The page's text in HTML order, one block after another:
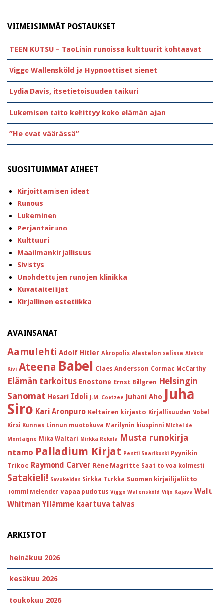
VIIMEISIMMÄT POSTAUKSET
TEEN KUTSU – TaoLinin runoissa kulttuurit kohtaavat
Viggo Wallensköld ja Hypnoottiset sienet
Lydia Davis, itsetietoisuuden taikuri
Lukemisen taito kehittyy koko elämän ajan
”He ovat väärässä”
SUOSITUIMMAT AIHEET
Kirjoittamisen ideat
Runous
Lukeminen
Perjantairuno
Kulttuuri
Maailmankirjallisuus
Sivistys
Unohdettujen runojen klinikka
Kuvataiteilijat
Kirjallinen estetiikka
AVAINSANAT
Aamulehti Adolf Hitler Akropolis Alastalon salissa Aleksis
Kivi Ateena Babel Claes Andersson Cormac McCarthy
Elämän tarkoitus Enostone Ernst Billgren Helsingin
Sanomat Hesari Idoli J.M. Coetzee Juhani Aho Juha
Siro Kari Aronpuro Keltainen kirjasto Kirjallisuuden Nobel
Kirsi Kunnas Linnun muotokuva Marilynin hiuspinni Michel de
Montaigne Mika Waltari Mirkka Rekola Musta runokirja
ntamo Palladium Kirjat Pentti Saarikoski Pyynikin
Trikoo Raymond Carver Réne Magritte Saat toivoa kolmesti
Satakieli! Savukeidas Sirkka Turkka Suomen kirjailijaliitto
Tommi Melender Vapaa pudotus Viggo Wallensköld Viljo Kajava Walt
Whitman Yllämme kaartuva taivas
ARKISTOT
heinäkuu 2026
kesäkuu 2026
toukokuu 2026